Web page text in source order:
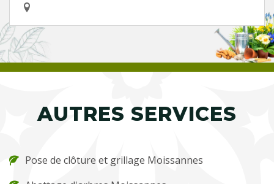
AUTRES SERVICES
Pose de clôture et grillage Moissannes